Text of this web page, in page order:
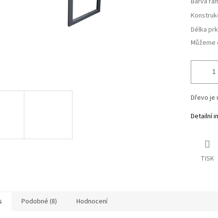
Délka
Dřevo je
Detailní
TISK
Podobné (8) Hodnocení